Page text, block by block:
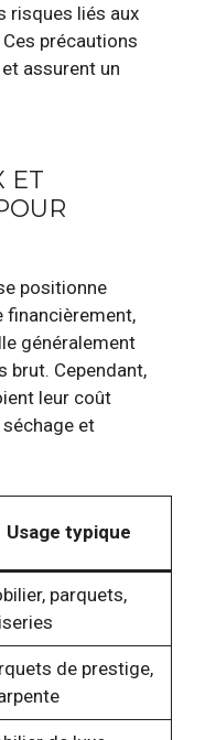
risques liés aux
précautions
assurent un
ET
positionne
financièrement,
généralement
brut. Cependant,
leur coût
et
Usage typique
parquets,
de prestige,